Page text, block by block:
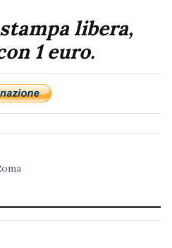
libera,
1 euro.